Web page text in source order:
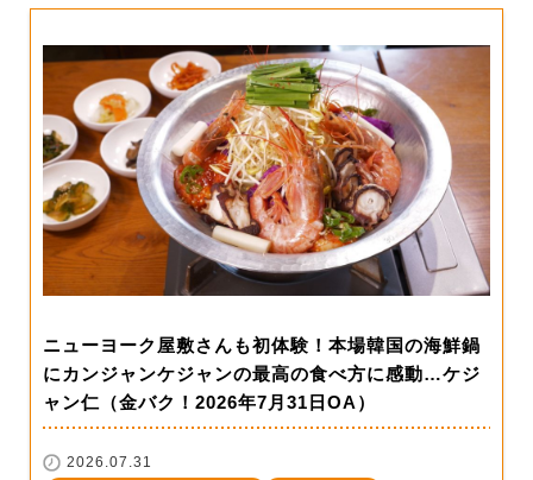
ニューヨーク屋敷さんも初体験！本場韓国の海鮮鍋
にカンジャンケジャンの最高の食べ方に感動…ケジ
ャン仁（金バク！2026年7月31日OA）
2026.07.31